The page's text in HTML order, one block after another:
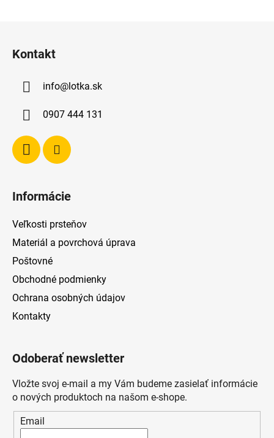
Kontakt
info@lotka.sk
0907 444 131
Informácie
Veľkosti prsteňov
Materiál a povrchová úprava
Poštovné
Obchodné podmienky
Ochrana osobných údajov
Kontakty
Odoberať newsletter
Vložte svoj e-mail a my Vám budeme zasielať informácie
o nových produktoch na našom e-shope.
Email